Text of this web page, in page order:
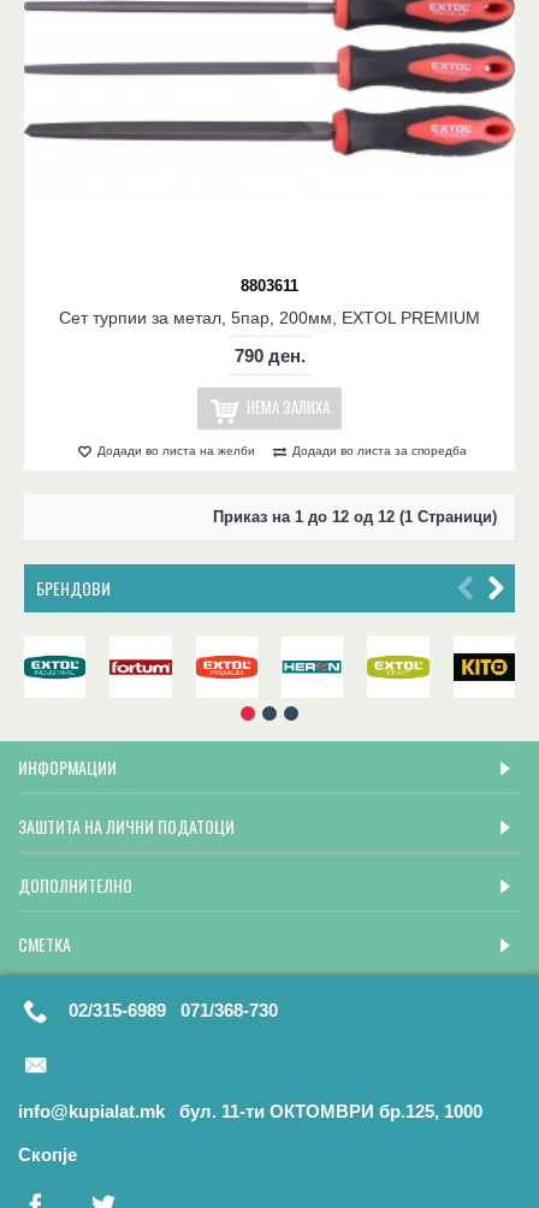
8803611
Сет турпии за метал, 5пар, 200мм, EXTOL PREMIUM
790 ден.
НЕМА ЗАЛИХА
Додади во листа на желби Додади во листа за споредба
Приказ на 1 до 12 од 12 (1 Страници)
БРЕНДОВИ
ИНФОРМАЦИИ
ЗАШТИТА НА ЛИЧНИ ПОДАТОЦИ
ДОПОЛНИТЕЛНО
СМЕТКА
02/315-6989 071/368-730
info@kupialat.mk бул. 11-ти ОКТОМВРИ бр.125, 1000
Скопје